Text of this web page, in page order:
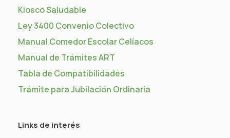
Kiosco Saludable
Ley 3400 Convenio Colectivo
Manual Comedor Escolar Celíacos
Manual de Trámites ART
Tabla de Compatibilidades
Trámite para Jubilación Ordinaria
Links de interés